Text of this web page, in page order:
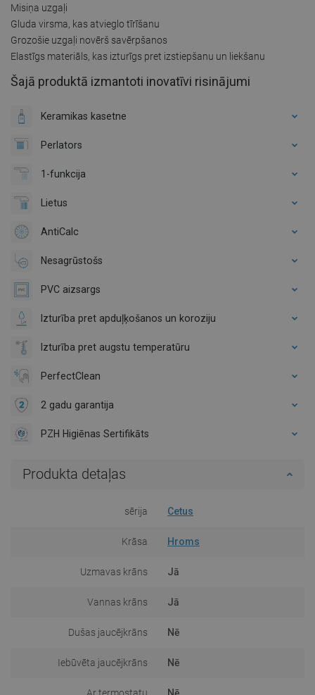
Misiņa uzgaļi
Gluda virsma, kas atvieglo tīrīšanu
Grozošie uzgaļi novērš savērpšanos
Elastīgs materiāls, kas izturīgs pret izstiepšanu un liekšanu
Šajā produktā izmantoti inovatīvi risinājumi
Keramikas kasetne
Perlators
1-funkcija
Lietus
AntiCalc
Nesagrūstošs
PVC aizsargs
Izturība pret apduļķošanos un koroziju
Izturība pret augstu temperatūru
PerfectClean
2 gadu garantija
PZH Higiēnas Sertifikāts
Produkta detaļas
sērija Cetus
Krāsa Hroms
Uzmavas krāns Jā
Vannas krāns Jā
Dušas jaucējkrāns Nē
Iebūvēta jaucējkrāns Nē
Ar termostatu Nē